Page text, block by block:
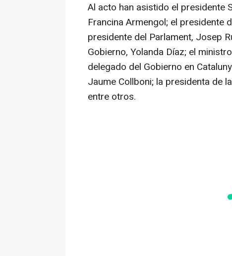
Al acto han asistido el presidente
Francina Armengol; el presidente
presidente del Parlament, Josep
Gobierno, Yolanda Díaz; el
delegado del Gobierno en
Jaume Collboni; la presidenta de
entre otros.